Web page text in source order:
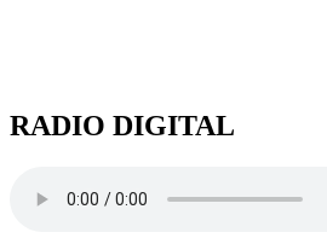
RADIO DIGITAL